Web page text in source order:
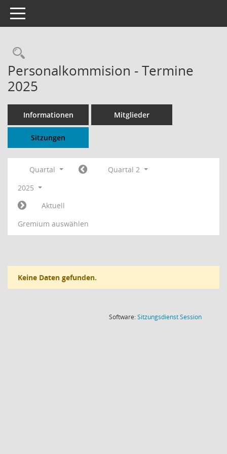
Toggle navigation
Rechercheauswahl
Personalkommision - Termine
2025
Informationen Mitglieder
Sitzungen
Quartal
Quartal 2
2025
Aktuell
Gremium auswählen
Keine Daten gefunden.
Software:SitzungsdienstSession(Wird in